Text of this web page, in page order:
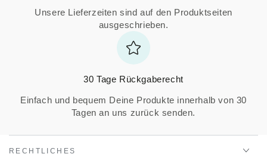
Unsere Lieferzeiten sind auf den Produktseiten
ausgeschrieben.
30 Tage Rückgaberecht
Einfach und bequem Deine Produkte innerhalb von 30
Tagen an uns zurück senden.
RECHTLICHES